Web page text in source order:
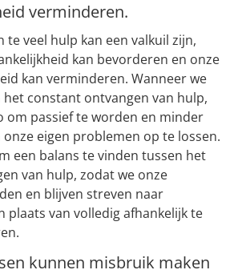
verminderen.
te veel hulp kan een valkuil zijn,
kan bevorderen en onze
kan verminderen. Wanneer we
het constant ontvangen van hulp,
om passief te worden en minder
eigen problemen op te lossen.
een balans te vinden tussen het
van hulp, zodat we onze
en blijven streven naar
plaats van volledig afhankelijk te
kunnen misbruik maken